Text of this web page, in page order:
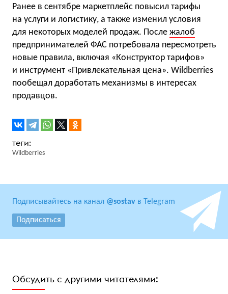
Ранее в сентябре маркетплейс повысил тарифы
на услуги и логистику, а также изменил условия
для некоторых моделей продаж. После жалоб
предпринимателей ФАС потребовала пересмотреть
новые правила, включая «Конструктор тарифов»
и инструмент «Привлекательная цена». Wildberries
пообещал доработать механизмы в интересах
продавцов.
Wildberries
Подписывайтесь на канал @sostav в Telegram
Подписаться
Обсудить с другими читателями: